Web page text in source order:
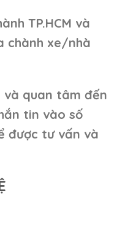
TP.HCM và
chành xe/nhà
và quan tâm đến
tin vào số
được tư vấn và